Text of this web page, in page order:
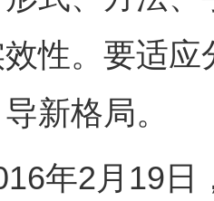
性。要适
新格局。
2月19日，